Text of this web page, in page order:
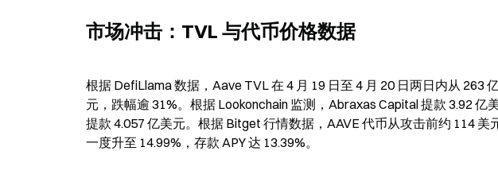
市场冲击：TVL 与代币价格数据
根据 DefiLlama 数据，Aave TVL 在 4 月 19 日至 4 月 20 日两日内从 263
元，跌幅逾 31%。根据 Lookonchain 监测，Abraxas Capital 提款 3.92 亿
提款 4.057 亿美元。根据 Bitget 行情数据，AAVE 代币从攻击前约 114 美
一度升至 14.99%，存款 APY 达 13.39%。